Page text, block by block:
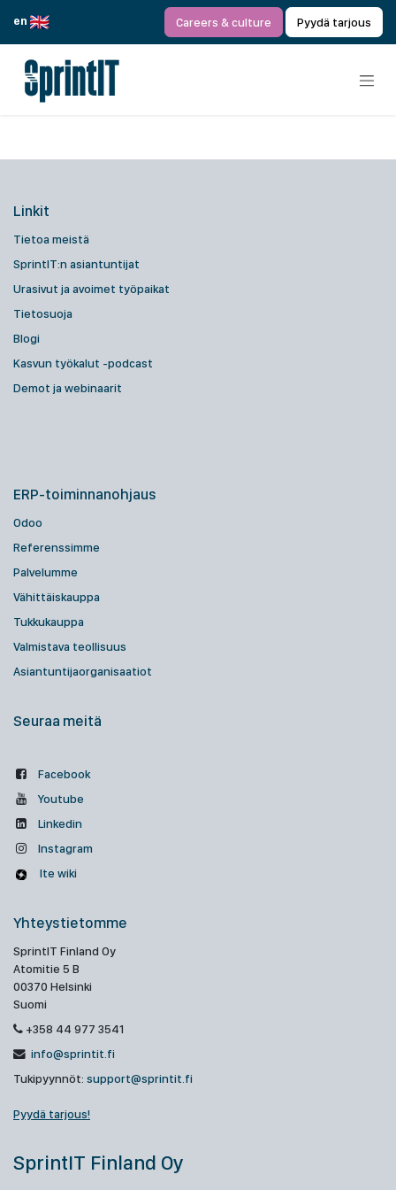
en
Careers & culture Pyydä tarjous
Linkit
Tietoa meistä
SprintIT:n asiantuntijat
Urasivut ja avoimet työpaikat
Tietosuoja
Blogi
Kasvun työkalut -podcast
Demot ja webinaarit
ERP-toiminnanohjaus
Odoo
Referenssimme
Palvelumme
Vähittäiskauppa
Tukkukauppa
Valmistava teollisuus
Asiantuntijaorganisaatiot
Seuraa meitä
Facebook
Youtube
Linkedin
Instagram
Ite wiki
Yhteystietomme
SprintIT Finland Oy
Atomitie 5 B
00370 Helsinki
Suomi
+358 44 977 3541
info@sprintit.fi
Tukipyynnöt: support@sprintit.fi
Pyydä tarjous!
SprintIT Finland Oy